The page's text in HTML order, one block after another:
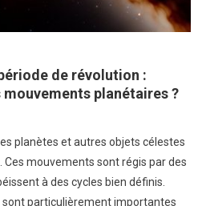
de révolution :
planétaires ?
planètes et autres objets célestes
mouvements sont régis par des
à des cycles bien définis.
sont particulièrement importantes